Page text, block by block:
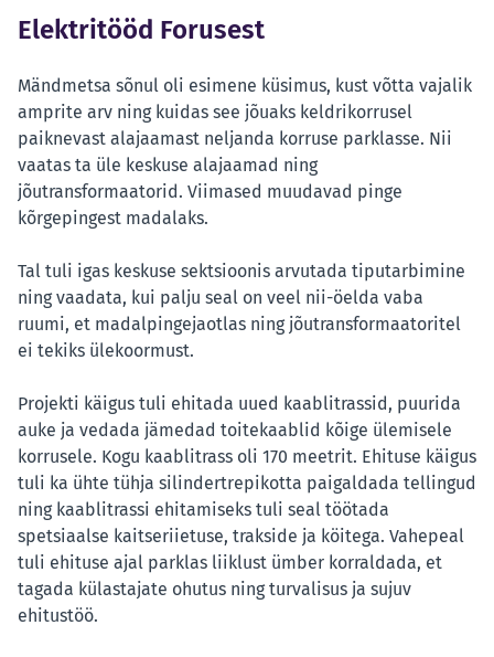
Elektritööd Forusest
Mändmetsa sõnul oli esimene küsimus, kust võtta vajalik
amprite arv ning kuidas see jõuaks keldrikorrusel
paiknevast alajaamast neljanda korruse parklasse. Nii
vaatas ta üle keskuse alajaamad ning
jõutransformaatorid. Viimased muudavad pinge
kõrgepingest madalaks.
Tal tuli igas keskuse sektsioonis arvutada tiputarbimine
ning vaadata, kui palju seal on veel nii-öelda vaba
ruumi, et madalpingejaotlas ning jõutransformaatoritel
ei tekiks ülekoormust.
Projekti käigus tuli ehitada uued kaablitrassid, puurida
auke ja vedada jämedad toitekaablid kõige ülemisele
korrusele. Kogu kaablitrass oli 170 meetrit. Ehituse käigus
tuli ka ühte tühja silindertrepikotta paigaldada tellingud
ning kaablitrassi ehitamiseks tuli seal töötada
spetsiaalse kaitseriietuse, trakside ja köitega. Vahepeal
tuli ehituse ajal parklas liiklust ümber korraldada, et
tagada külastajate ohutus ning turvalisus ja sujuv
ehitustöö.